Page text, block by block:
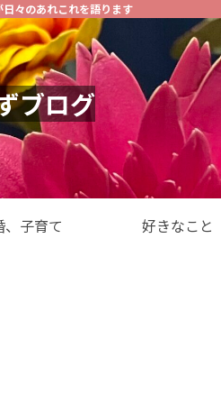
々のあれこれを語ります
ブログ
、子育て 好きなこと